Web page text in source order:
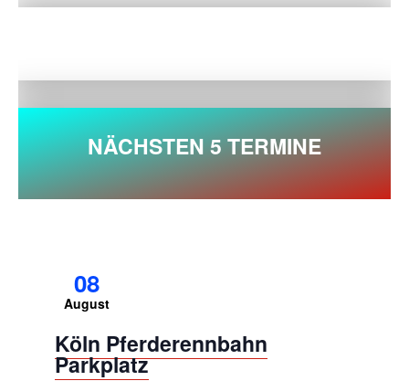
NÄCHSTEN 5 TERMINE
08
August
Köln Pferderennbahn
Parkplatz